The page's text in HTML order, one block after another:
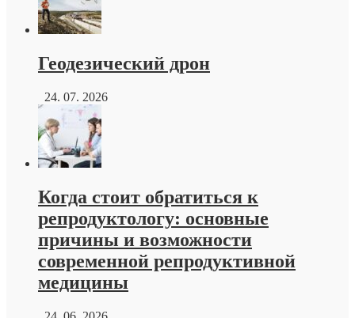
Геодезический дрон
24. 07. 2026
Когда стоит обратиться к
репродуктологу: основные
причины и возможности
современной репродуктивной
медицины